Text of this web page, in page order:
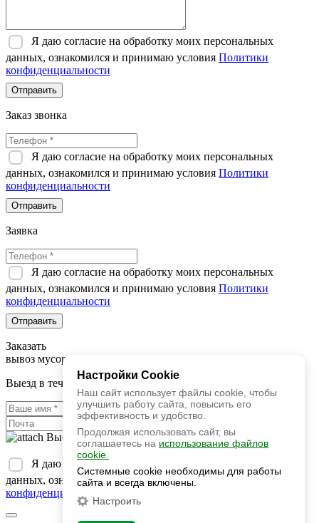
Я даю согласие на обработку моих персональных
данных, ознакомился и принимаю условия Политики
конфиденциальности
Отправить
Заказ звонка
Я даю согласие на обработку моих персональных
данных, ознакомился и принимаю условия Политики
конфиденциальности
Отправить
Заявка
Я даю согласие на обработку моих персональных
данных, ознакомился и принимаю условия Политики
конфиденциальности
Отправить
Заказать
вывоз мусора
Выезд в течение 2х часов
Выбрать фаил
Я даю согласие на обработку моих персональных
данных, ознакомился и принимаю условия
Политики
конфиденциальности
Настройки Cookie
Наш сайт использует файлы cookie, чтобы
улучшить работу сайта, повысить его
эффективность и удобство.
Продолжая использовать сайт, вы
соглашаетесь на использование файлов
cookie.
Системные cookie необходимы для работы
сайта и всегда включены.
Настроить